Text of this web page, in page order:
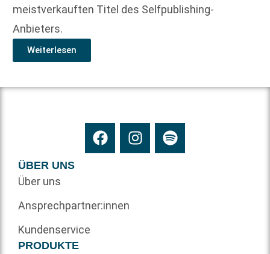
meistverkauften Titel des Selfpublishing-
Anbieters.
Weiterlesen
ÜBER UNS
Über uns
Ansprechpartner:innen
Kundenservice
PRODUKTE